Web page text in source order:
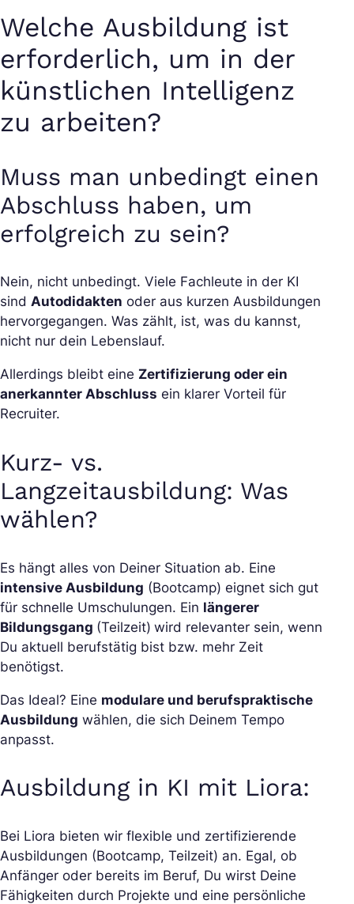
Welche Ausbildung ist
erforderlich, um in der
künstlichen Intelligenz
zu arbeiten?
Muss man unbedingt einen
Abschluss haben, um
erfolgreich zu sein?
Nein, nicht unbedingt. Viele Fachleute in der KI
sind Autodidakten oder aus kurzen Ausbildungen
hervorgegangen. Was zählt, ist, was du kannst,
nicht nur dein Lebenslauf.
Allerdings bleibt eine Zertifizierung oder ein
anerkannter Abschluss ein klarer Vorteil für
Recruiter.
Kurz- vs.
Langzeitausbildung: Was
wählen?
Es hängt alles von Deiner Situation ab. Eine
intensive Ausbildung (Bootcamp) eignet sich gut
für schnelle Umschulungen. Ein längerer
Bildungsgang (Teilzeit) wird relevanter sein, wenn
Du aktuell berufstätig bist bzw. mehr Zeit
benötigst.
Das Ideal? Eine modulare und berufspraktische
Ausbildung wählen, die sich Deinem Tempo
anpasst.
Ausbildung in KI mit Liora:
Bei Liora bieten wir flexible und zertifizierende
Ausbildungen (Bootcamp, Teilzeit) an. Egal, ob
Anfänger oder bereits im Beruf, Du wirst Deine
Fähigkeiten durch Projekte und eine persönliche